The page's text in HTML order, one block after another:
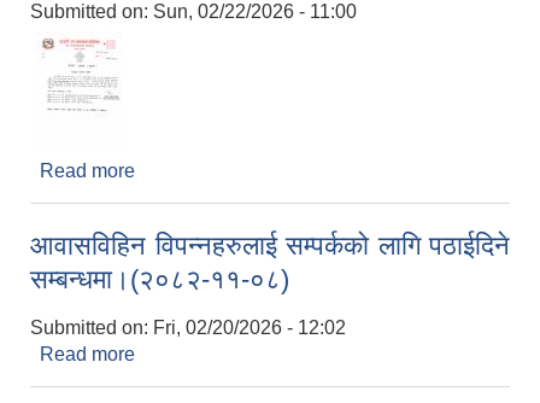
Submitted on: Sun, 02/22/2026 - 11:00
Read more
आवासविहिन विपन्नहरुलाई सम्पर्कको लागि पठाईदिने
सम्बन्धमा।(२०८२-११-०८)
Submitted on: Fri, 02/20/2026 - 12:02
Read more